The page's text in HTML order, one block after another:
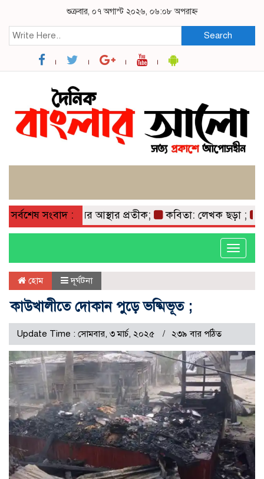
শুক্রবার, ০৭ অগাস্ট ২০২৬, ০৬:০৮ অপরাহ্ন
Search
সর্বশেষ সংবাদ :
ও মানুষের আস্থার প্রতীক; কবিতা: লেখক ছড়া ;
Toggle
হোম দূর্ঘটনা
কাউখালীতে দোকান পুড়ে ভষ্মিভূত ;
Update Time : সোমবার, ৩ মার্চ, ২০২৫ ২৩৯ বার পঠিত